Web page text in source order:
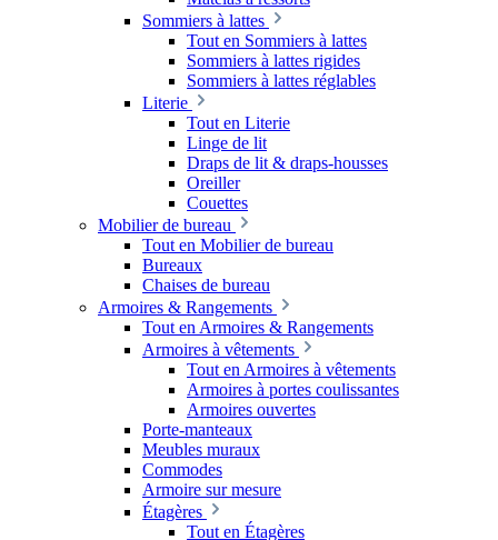
Sommiers à lattes
Tout en Sommiers à lattes
Sommiers à lattes rigides
Sommiers à lattes réglables
Literie
Tout en Literie
Linge de lit
Draps de lit & draps-housses
Oreiller
Couettes
Mobilier de bureau
Tout en Mobilier de bureau
Bureaux
Chaises de bureau
Armoires & Rangements
Tout en Armoires & Rangements
Armoires à vêtements
Tout en Armoires à vêtements
Armoires à portes coulissantes
Armoires ouvertes
Porte-manteaux
Meubles muraux
Commodes
Armoire sur mesure
Étagères
Tout en Étagères